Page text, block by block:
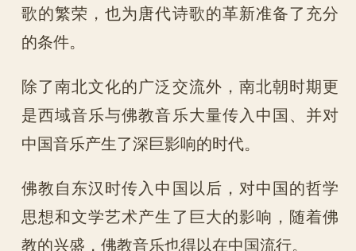
歌的繁荣，也为唐代诗歌的革新准备了充分
的条件。
除了南北文化的广泛交流外，南北朝时期更
是西域音乐与佛教音乐大量传入中国、并对
中国音乐产生了深巨影响的时代。
佛教自东汉时传入中国以后，对中国的哲学
思想和文学艺术产生了巨大的影响，随着佛
教的兴盛，佛教音乐也得以在中国流行。